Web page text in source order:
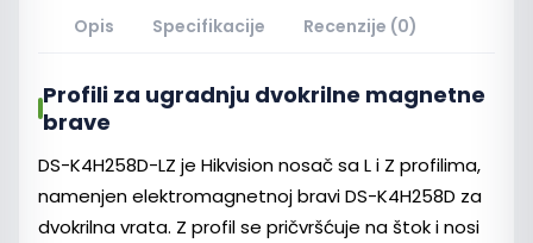
Opis Specifikacije Recenzije (0)
Profili za ugradnju dvokrilne magnetne
brave
DS-K4H258D-LZ je Hikvision nosač sa L i Z profilima,
namenjen elektromagnetnoj bravi DS-K4H258D za
dvokrilna vrata. Z profil se pričvršćuje na štok i nosi